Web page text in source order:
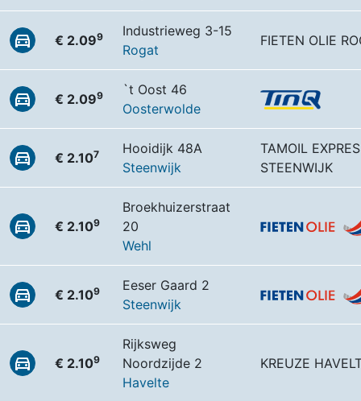
€ 2.099
Industrieweg 3-15
Rogat
FIETEN OLIE
€ 2.099
`t Oost 46
Oosterwolde
€ 2.107
Hooidijk 48A
Steenwijk
TAMOIL
STEENWIJK
€ 2.109
Broekhuizerstraat
20
Wehl
€ 2.109
Eeser Gaard 2
Steenwijk
€ 2.109
Rijksweg
Noordzijde 2
Havelte
KREUZE